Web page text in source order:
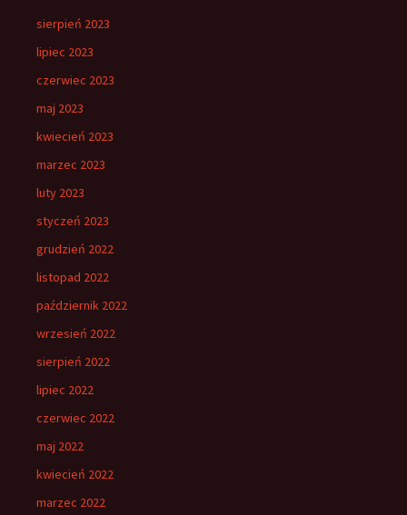
sierpień 2023
lipiec 2023
czerwiec 2023
maj 2023
kwiecień 2023
marzec 2023
luty 2023
styczeń 2023
grudzień 2022
listopad 2022
październik 2022
wrzesień 2022
sierpień 2022
lipiec 2022
czerwiec 2022
maj 2022
kwiecień 2022
marzec 2022